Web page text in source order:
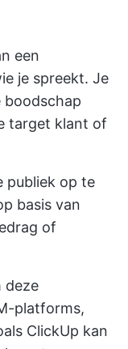
een
je spreekt. Je
boodschap
target klant of
publiek op te
basis van
of
deze
platforms,
ClickUp kan